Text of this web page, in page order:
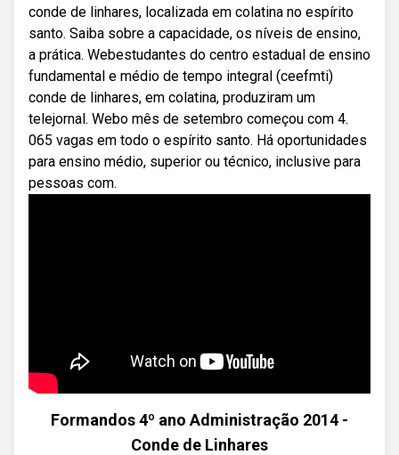
conde de linhares, localizada em colatina no espírito
santo. Saiba sobre a capacidade, os níveis de ensino,
a prática. Webestudantes do centro estadual de ensino
fundamental e médio de tempo integral (ceefmti)
conde de linhares, em colatina, produziram um
telejornal. Webo mês de setembro começou com 4.
065 vagas em todo o espírito santo. Há oportunidades
para ensino médio, superior ou técnico, inclusive para
pessoas com.
Formandos 4º ano Administração 2014 -
Conde de Linhares